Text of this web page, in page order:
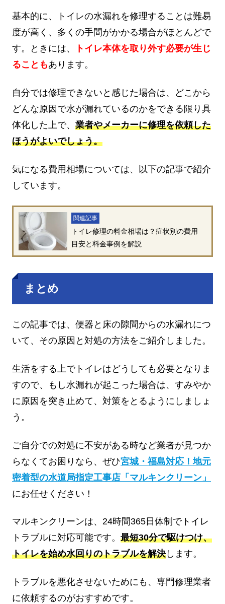
基本的に、トイレの水漏れを修理することは難易
度が高く、多くの手間がかかる場合がほとんどで
す。ときには、
トイレ本体を取り外す必要が生じ
ることもあります。
自分では修理できないと感じた場合は、どこから
どんな原因で水が漏れているのかをできる限り具
体化した上で、 業者やメーカーに修理を依頼した
ほうがよいでしょう。
気になる費用相場については、以下の記事で紹介
しています。
関連記事
トイレ修理の料金相場は？症状別の費用
目安と料金事例を解説
まとめ
この記事では、便器と床の隙間からの水漏れにつ
いて、その原因と対処の方法をご紹介しました。
生活をする上でトイレはどうしても必要となりま
すので、もし水漏れが起こった場合は、すみやか
に原因を突き止めて、対策をとるようにしましょ
う。
ご自分での対処に不安がある時など業者が見つか
らなくてお困りなら、ぜひ宮城・福島対応！地元
密着型の水道局指定工事店「マルキンクリーン」
にお任せください！
マルキンクリーンは、24時間365日体制でトイレ
トラブルに対応可能です。 最短30分で駆けつけ、
トイレを始め水回りのトラブルを解決 します。
トラブルを悪化させないためにも、専門修理業者
に依頼するのがおすすめです。